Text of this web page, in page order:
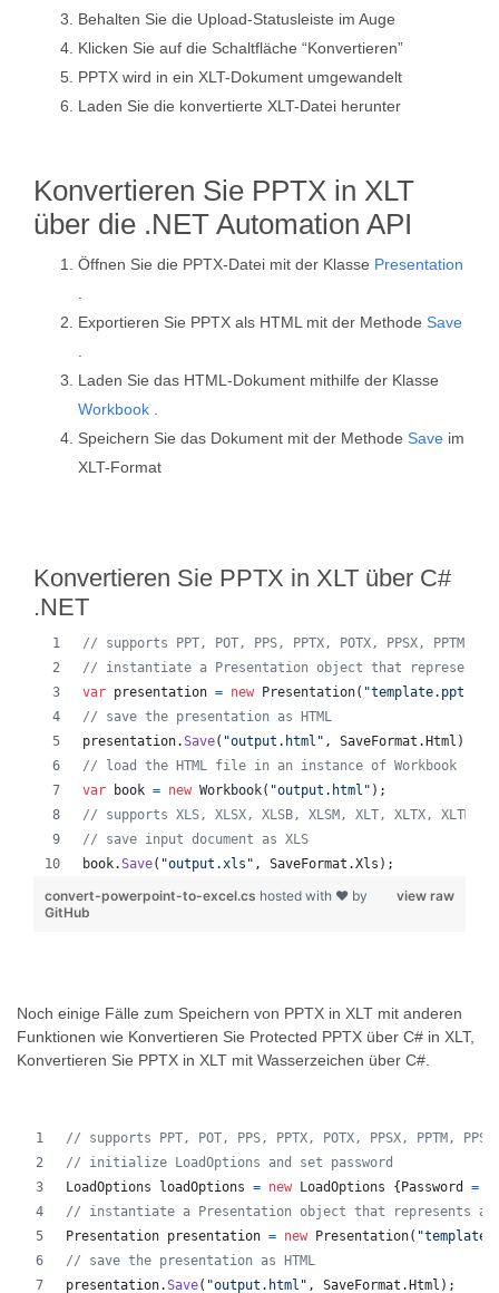
Behalten Sie die Upload-Statusleiste im Auge
Klicken Sie auf die Schaltfläche “Konvertieren”
PPTX wird in ein XLT-Dokument umgewandelt
Laden Sie die konvertierte XLT-Datei herunter
Konvertieren Sie PPTX in XLT
über die .NET Automation API
Öffnen Sie die PPTX-Datei mit der Klasse Presentation
Exportieren Sie PPTX als HTML mit der Methode Save
Laden Sie das HTML-Dokument mithilfe der Klasse
Workbook
Speichern Sie das Dokument mit der Methode Save im
XLT-Format
Konvertieren Sie PPTX in XLT über C#
.NET
// supports PPT, POT, PPS, PPTX, POTX, PPSX, PPTM,
// instantiate a Presentation object that represents
var presentation = new Presentation( "template.ppt"
// save the presentation as HTML
presentation.Save( "output.html" , SaveFormat . Html )
// load the HTML file in an instance of Workbook
var
book = new Workbook( "output.html" ) ;
// supports XLS, XLSX, XLSB, XLSM, XLT, XLTX, XLTM,
// save input document as XLS
book.Save( "output.xls" , SaveFormat .Xls ) ;
view raw
convert-powerpoint-to-excel.cs hosted with ❤ by
GitHub
Noch einige Fälle zum Speichern von PPTX in XLT mit anderen
Funktionen wie Konvertieren Sie Protected PPTX über C# in XLT,
Konvertieren Sie PPTX in XLT mit Wasserzeichen über C#.
// supports PPT, POT, PPS, PPTX, POTX, PPSX, PPTM,
// initialize LoadOptions and set password
LoadOptions
loadOptions = new LoadOptions { Password =
// instantiate a Presentation object that represents a
Presentation presentation = new Presentation(
// save the presentation as HTML
presentation.Save( "output.html" , SaveFormat . Html ) ;